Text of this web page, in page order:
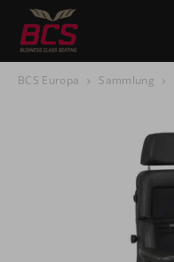
BCS Europa Sammlung